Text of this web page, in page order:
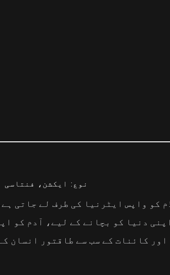
نوع: ایکشن، فنتاسی
کو واپس ایٹرنیا کی طرف لے جاتی
دنیا کو بچانے کے لیے، آدم کو
کائنات کے سب سے طاقتور انسان